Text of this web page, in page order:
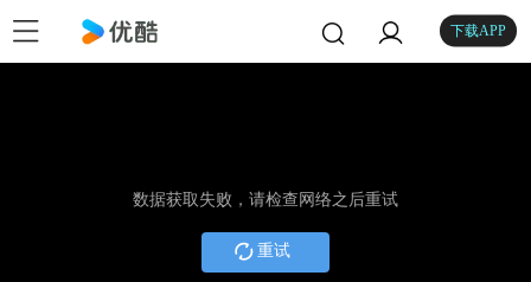
下载APP
数据获取失败，请检查网络之后重试
重试